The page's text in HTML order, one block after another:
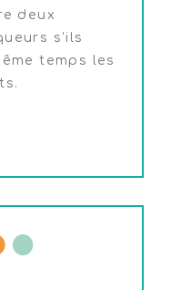
deux
s’ils
temps les